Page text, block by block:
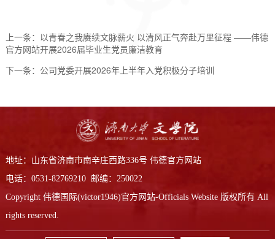
上一条： 以青春之我赓续文脉薪火 以清风正气奔赴万里征程 ——伟德
官方网站开展2026届毕业生党员廉洁教育
下一条： 公司党委开展2026年上半年入党积极分子培训
地址：山东省济南市南辛庄西路336号 伟德官方网站
电话：0531-82769210 邮编：250022
Copyright 伟德国际(victor1946)官方网站-Officials Website 版权所有 All
rights reserved.